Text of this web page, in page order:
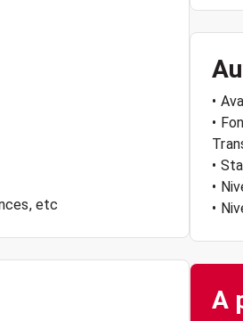
etc
•
•
•
•
•
A